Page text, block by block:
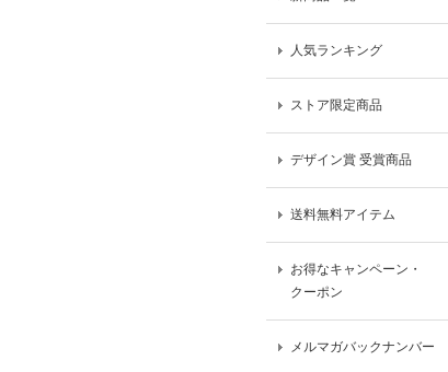
人気ランキング
ストア限定商品
デザイン賞 受賞商品
送料無料アイテム
お得なキャンペーン・
クーポン
メルマガバックナンバー